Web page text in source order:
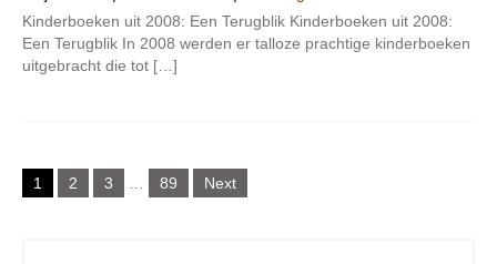
Kinderboeken uit 2008: Een Terugblik Kinderboeken uit 2008:
Een Terugblik In 2008 werden er talloze prachtige kinderboeken
uitgebracht die tot […]
Berichten
paginering
1 2 3 89 Next